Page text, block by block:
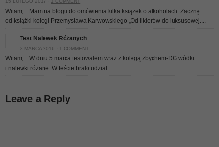
Witam, Mam na blogu do omówienia kilka książek o alkoholach. Zacznę
od książki kolegi Przemysława Karwowskiego „Od likierów do luksusowej....
Test Nalewek Różanych
8 MARCA 2016 · 1 COMMENT
Witam, W dniu 5 marca testowałem wraz z kolegą zbychem-DG wódki
i nalewki różane. W teście brało udział...
Leave a Reply